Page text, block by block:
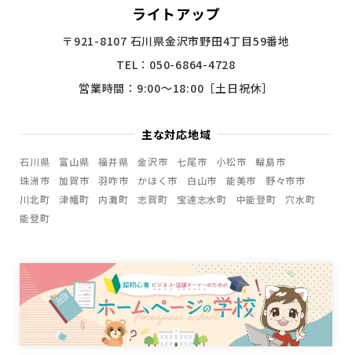
ライトアップ
〒921-8107 石川県金沢市野田4丁目59番地
TEL：050-6864-4728
営業時間：9:00〜18:00［土日祝休］
主な対応地域
石川県 富山県 福井県 金沢市 七尾市 小松市
輪島市
珠洲市
加賀市 羽咋市 かほく市 白山市 能美市
野々市市
川北町
津幡町 内灘町 志賀町 宝達志水町 中能登町
穴水町
能登町